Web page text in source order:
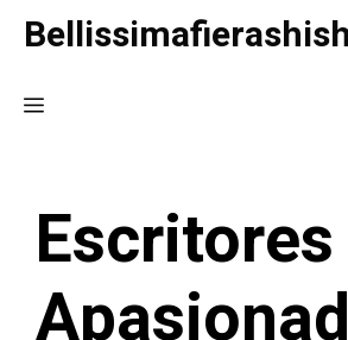
Saltar
contenido
Menú
Escritores